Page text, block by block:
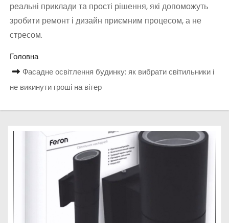
реальні приклади та прості рішення, які допоможуть
зробити ремонт і дизайн приємним процесом, а не
стресом.
Головна
Фасадне освітлення будинку: як вибрати світильники і
не викинути гроші на вітер